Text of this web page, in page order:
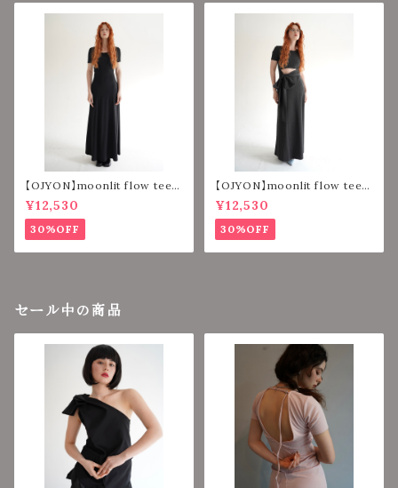
【OJYON】moonlit flow tee d
ress 【BLACK】
¥12,530
30%OFF
【OJYON】moonlit flow tee d
ress 【GRAY】
¥12,530
30%OFF
セール中の商品